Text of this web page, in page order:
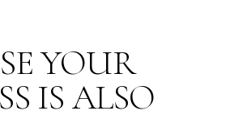
YOUR
IS ALSO